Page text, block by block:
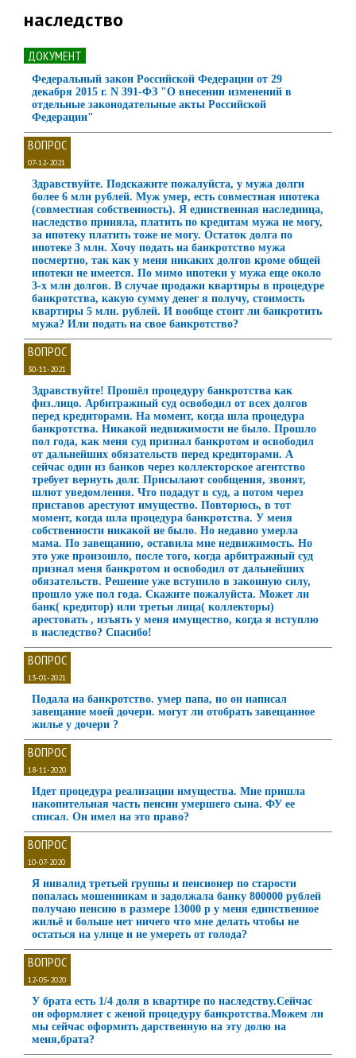
наследство
ДОКУМЕНТ
Федеральный закон Российской Федерации от 29
декабря 2015 г. N 391-ФЗ "О внесении изменений в
отдельные законодательные акты Российской
Федерации"
ВОПРОС
07-12-2021
Здравствуйте. Подскажите пожалуйста, у мужа долги
более 6 млн рублей. Муж умер, есть совместная ипотека
(совместная собственность). Я единственная наследница,
наследство приняла, платить по кредитам мужа не могу,
за ипотеку платить тоже не могу. Остаток долга по
ипотеке 3 млн. Хочу подать на банкротство мужа
посмертно, так как у меня никаких долгов кроме общей
ипотеки не имеется. По мимо ипотеки у мужа еще около
3-х млн долгов. В случае продажи квартиры в процедуре
банкротства, какую сумму денег я получу, стоимость
квартиры 5 млн. рублей. И вообще стоит ли банкротить
мужа? Или подать на свое банкротство?
ВОПРОС
30-11-2021
Здравствуйте! Прошёл процедуру банкротства как
физ.лицо. Арбитражный суд освободил от всех долгов
перед кредиторами. На момент, когда шла процедура
банкротства. Никакой недвижимости не было. Прошло
пол года, как меня суд признал банкротом и освободил
от дальнейших обязательств перед кредиторами. А
сейчас один из банков через коллекторское агентство
требует вернуть долг. Присылают сообщения, звонят,
шлют уведомления. Что подадут в суд, а потом через
приставов арестуют имущество. Повторюсь, в тот
момент, когда шла процедура банкротства. У меня
собственности никакой не было. Но недавно умерла
мама. По завещанию, оставила мне недвижимость. Но
это уже произошло, после того, когда арбитражный суд
признал меня банкротом и освободил от дальнейших
обязательств. Решение уже вступило в законную силу,
прошло уже пол года. Скажите пожалуйста. Может ли
банк( кредитор) или третьи лица( коллекторы)
арестовать , изъять у меня имущество, когда я вступлю
в наследство? Спасибо!
ВОПРОС
13-01-2021
Подала на банкротство. умер папа, но он написал
завещание моей дочери. могут ли отобрать завещанное
жилье у дочери ?
ВОПРОС
18-11-2020
Идет процедура реализации имущества. Мне пришла
накопительная часть пенсии умершего сына. ФУ ее
списал. Он имел на это право?
ВОПРОС
10-07-2020
Я инвалид третьей группы и пенсионер по старости
попалась мошенникам и задолжала банку 800000 рублей
получаю пенсию в размере 13000 р у меня единственное
жильё и больше нет ничего что мне делать чтобы не
остаться на улице и не умереть от голода?
ВОПРОС
12-05-2020
У брата есть 1/4 доля в квартире по наследству.Сейчас
он оформляет с женой процедуру банкротства.Можем ли
мы сейчас оформить дарственную на эту долю на
меня,брата?